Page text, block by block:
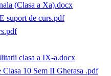
(Clasa a Xa).docx
de curs.pdf
clasa a IX-a.docx
10 Sem II Gherasa .pdf